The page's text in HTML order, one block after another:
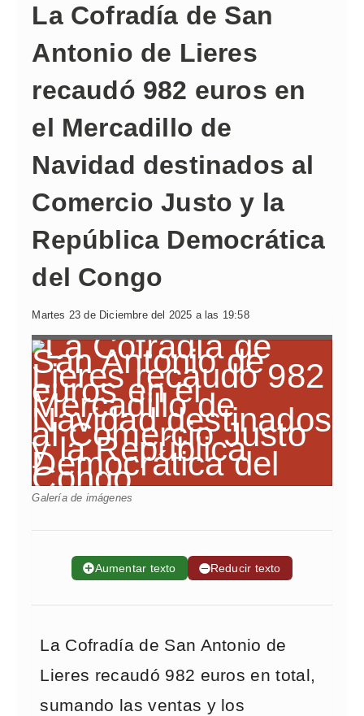
La Cofradía de San
Antonio de Lieres
recaudó 982 euros en
el Mercadillo de
Navidad destinados al
Comercio Justo y la
República Democrática
del Congo
Martes 23 de Diciembre del 2025 a las 19:58
Galería de imágenes
➕Aumentar texto ➖Reducir texto
La Cofradía de San Antonio de
Lieres recaudó 982 euros en total,
sumando las ventas y los